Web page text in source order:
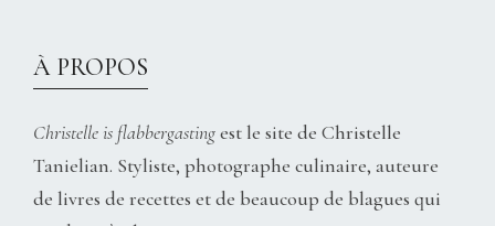
À PROPOS
Christelle is flabbergastingest le site de Christelle
Tanielian. Styliste, photographe culinaire, auteure
de livres de recettes et de beaucoup de blagues qui